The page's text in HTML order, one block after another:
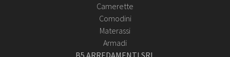
Camerette
Comodini
Materassi
Armadi